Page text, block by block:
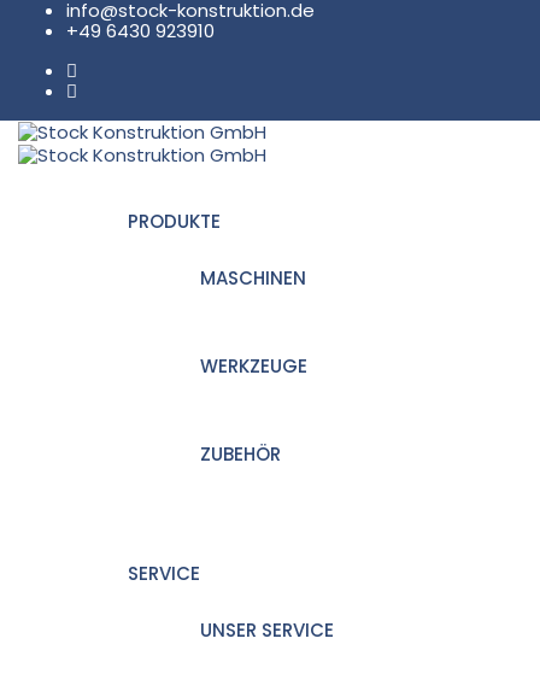
info@stock-konstruktion.de
+49 6430 923910
PRODUKTE
MASCHINEN
WERKZEUGE
ZUBEHÖR
SERVICE
UNSER SERVICE